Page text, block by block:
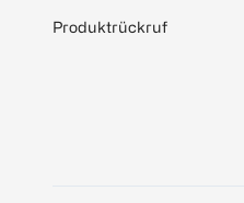
Produktrückruf